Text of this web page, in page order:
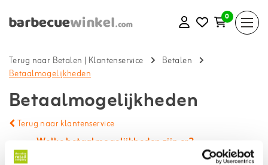
0
Terug naar Betalen | Klantenservice
Betalen
Betaalmogelijkheden
Betaalmogelijkheden
Terug naar klantenservice
Welke betaalmogelijkheden zijn er?